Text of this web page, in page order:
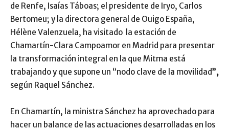
de Renfe, Isaías Táboas; el presidente de Iryo, Carlos
Bertomeu; y la directora general de Ouigo España,
Hélène Valenzuela, ha visitado la estación de
Chamartín-Clara Campoamor en Madrid para presentar
la transformación integral en la que Mitma está
trabajando y que supone un “nodo clave de la movilidad”,
según Raquel Sánchez.
En Chamartín, la ministra Sánchez ha aprovechado para
hacer un balance de las actuaciones desarrolladas en los